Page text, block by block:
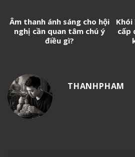
Âm thanh ánh sáng cho hội
nghị cần quan tâm chú ý
điều gì?
Khói
cấp
THANHPHAM